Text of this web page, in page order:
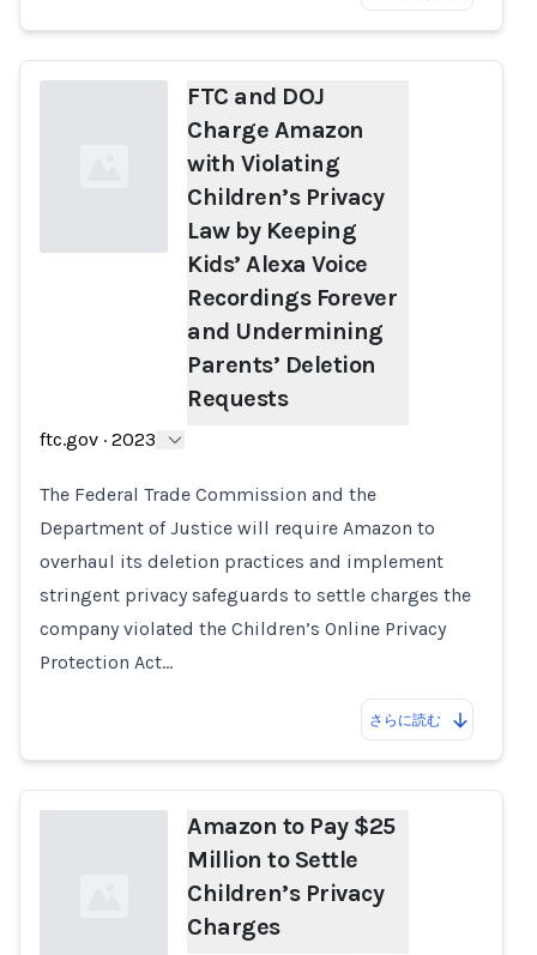
FTC and DOJ
Charge Amazon
with Violating
Children’s Privacy
Law by Keeping
Kids’ Alexa Voice
Recordings Forever
and Undermining
Parents’ Deletion
Requests
ftc.gov · 2023
The Federal Trade Commission and the
Department of Justice will require Amazon to
overhaul its deletion practices and implement
stringent privacy safeguards to settle charges the
company violated the Children’s Online Privacy
Protection Act…
さらに読む
Amazon to Pay $25
Million to Settle
Children’s Privacy
Charges